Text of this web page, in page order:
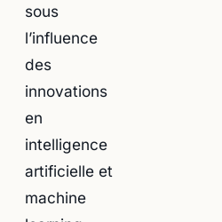
sous
l’influence
des
innovations
en
intelligence
artificielle et
machine